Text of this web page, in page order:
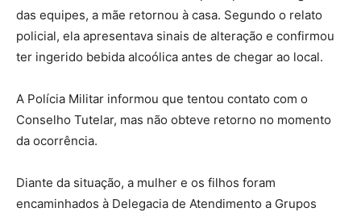
das equipes, a mãe retornou à casa. Segundo o relato
policial, ela apresentava sinais de alteração e confirmou
ter ingerido bebida alcoólica antes de chegar ao local.
A Polícia Militar informou que tentou contato com o
Conselho Tutelar, mas não obteve retorno no momento
da ocorrência.
Diante da situação, a mulher e os filhos foram
encaminhados à Delegacia de Atendimento a Grupos